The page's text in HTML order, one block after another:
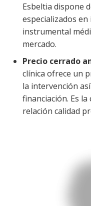
Esbeltia dispone
especializados
instrumental
mercado.
Precio cerrado
clínica ofrece un
la intervención
financiación. Es
relación calidad